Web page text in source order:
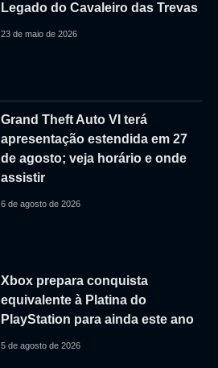
Legado do Cavaleiro das Trevas
23 de maio de 2026
Grand Theft Auto VI terá
apresentação estendida em 27
de agosto; veja horário e onde
assistir
6 de agosto de 2026
Xbox prepara conquista
equivalente à Platina do
PlayStation para ainda este ano
5 de agosto de 2026